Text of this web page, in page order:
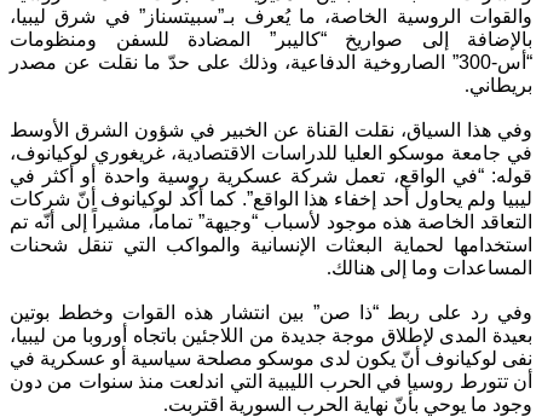
والقوات الروسية الخاصة، ما يُعرف بـ”سبيتسناز” في شرق ليبيا،
بالإضافة إلى صواريخ “كاليبر” المضادة للسفن ومنظومات
“أس-300” الصاروخية الدفاعية، وذلك على حدّ ما نقلت عن مصدر
بريطاني.
وفي هذا السياق، نقلت القناة عن الخبير في شؤون الشرق الأوسط
في جامعة موسكو العليا للدراسات الاقتصادية، غريغوري لوكيانوف،
قوله: “في الواقع، تعمل شركة عسكرية روسية واحدة أو أكثر في
ليبيا ولم يحاول أحد إخفاء هذا الواقع”. كما أكّد لوكيانوف أنّ شركات
التعاقد الخاصة هذه موجود لأسباب “وجيهة” تماماً، مشيراً إلى أنّه تم
استخدامها لحماية البعثات الإنسانية والمواكب التي تنقل شحنات
المساعدات وما إلى هنالك.
وفي رد على ربط “ذا صن” بين انتشار هذه القوات وخطط بوتين
بعيدة المدى لإطلاق موجة جديدة من اللاجئين باتجاه أوروبا من ليبيا،
نفى لوكيانوف أنّ يكون لدى موسكو مصلحة سياسية أو عسكرية في
أن تتورط روسيا في الحرب الليبية التي اندلعت منذ سنوات من دون
وجود ما يوحي بأنّ نهاية الحرب السورية اقتربت.